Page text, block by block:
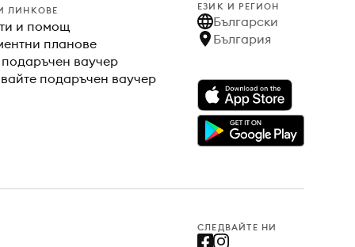
ЛИНКОВЕ
и помощ
планове
подаръчен ваучер
подаръчен ваучер
ЕЗИК И РЕГИОН
Български
България
СЛЕДВАЙТЕ НИ